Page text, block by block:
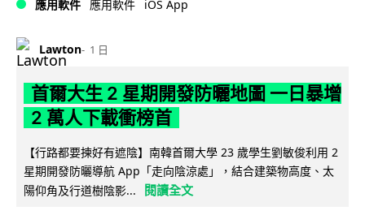
應用軟件 應用軟件 iOS App
Lawton 1 日
首爾大生 2 星期開發防曬地圖 一日暴增
2 萬人下載衝榜首
【行路都要揀好有遮陰】南韓首爾大學 23 歲學生劉敏俊利用 2
星期開發防曬導航 App「走向陰涼處」，結合建築物高度、太
陽仰角及行道樹陰影...
閱讀全文